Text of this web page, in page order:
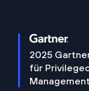
2025
für
Management